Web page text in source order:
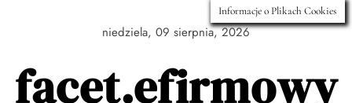
niedziela, 09 sierpnia, 2026
facet.efirmowy
Informacje o Plikach Cookies